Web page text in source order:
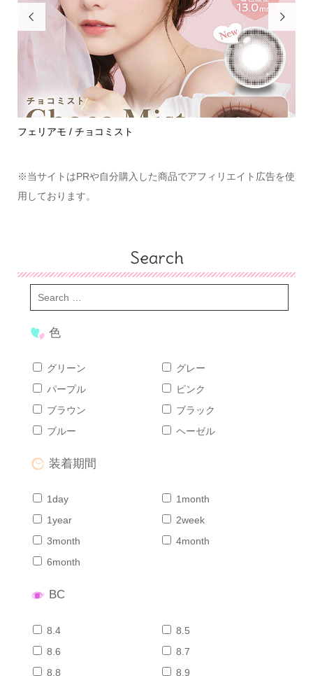

フェリアモ / チョコミスト

※当サイトはPRや自分購入した商品でアフィリエイト広告を使
用しております。
Search
色
グリーン
グレー
パープル
ピンク
ブラウン
ブラック
ブルー
ヘーゼル
装着期間
1day
1month
1year
2week
3month
4month
6month
BC
8.4
8.5
8.6
8.7
8.8
8.9